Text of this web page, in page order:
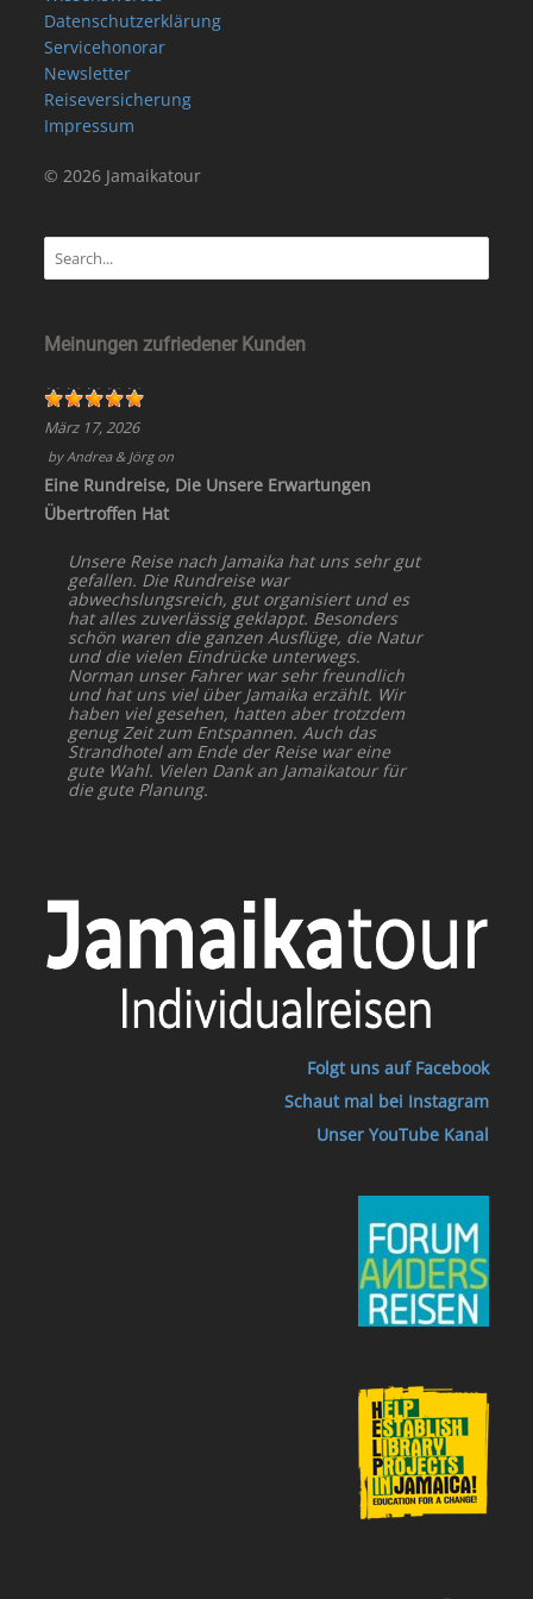
Datenschutzerklärung
Servicehonorar
Newsletter
Reiseversicherung
Impressum
© 2026 Jamaikatour
Meinungen zufriedener Kunden
März 17, 2026
by Andrea & Jörgon
Eine Rundreise, Die Unsere Erwartungen
Übertroffen Hat
Unsere Reise nach Jamaika hat uns sehr gut
gefallen. Die Rundreise war
abwechslungsreich, gut organisiert und es
hat alles zuverlässig geklappt. Besonders
schön waren die ganzen Ausflüge, die Natur
und die vielen Eindrücke unterwegs.
Norman unser Fahrer war sehr freundlich
und hat uns viel über Jamaika erzählt. Wir
haben viel gesehen, hatten aber trotzdem
genug Zeit zum Entspannen. Auch das
Strandhotel am Ende der Reise war eine
gute Wahl. Vielen Dank an Jamaikatour für
die gute Planung.
Folgt uns auf Facebook
Schaut mal bei Instagram
Unser YouTube Kanal